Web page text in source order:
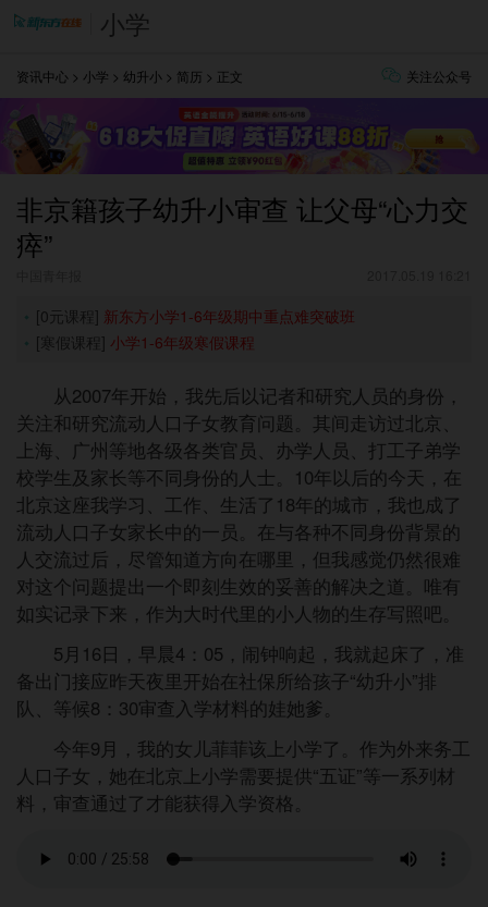
小学
资讯中心 > 小学 > 幼升小 > 简历 > 正文 关注公众号
非京籍孩子幼升小审查 让父母“心力交
瘁”
[0元课程] 新东方小学1-6年级期中重点难突破班
[寒假课程] 小学1-6年级寒假课程
从2007年开始，我先后以记者和研究人员的身份，
关注和研究流动人口子女教育问题。其间走访过北京、
上海、广州等地各级各类官员、办学人员、打工子弟学
校学生及家长等不同身份的人士。10年以后的今天，在
北京这座我学习、工作、生活了18年的城市，我也成了
流动人口子女家长中的一员。在与各种不同身份背景的
人交流过后，尽管知道方向在哪里，但我感觉仍然很难
对这个问题提出一个即刻生效的妥善的解决之道。唯有
如实记录下来，作为大时代里的小人物的生存写照吧。
5月16日，早晨4：05，闹钟响起，我就起床了，准
备出门接应昨天夜里开始在社保所给孩子“幼升小”排
队、等候8：30审查入学材料的娃她爹。
今年9月，我的女儿菲菲该上小学了。作为外来务工
人口子女，她在北京上小学需要提供“五证”等一系列材
料，审查通过了才能获得入学资格。